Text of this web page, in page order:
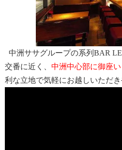
中洲ササグループの系列BAR
交番に近く、 中洲中心部に御座い
利な立地で気軽にお越しいただき